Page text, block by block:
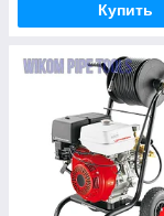
Купить